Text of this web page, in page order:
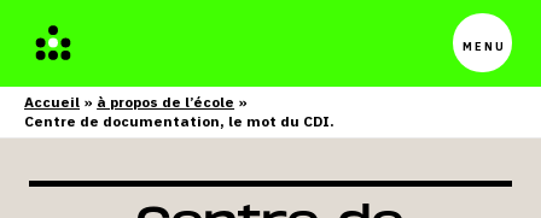
Menu
Accueil
à propos de l’école
Centre de documentation, le mot du CDI.